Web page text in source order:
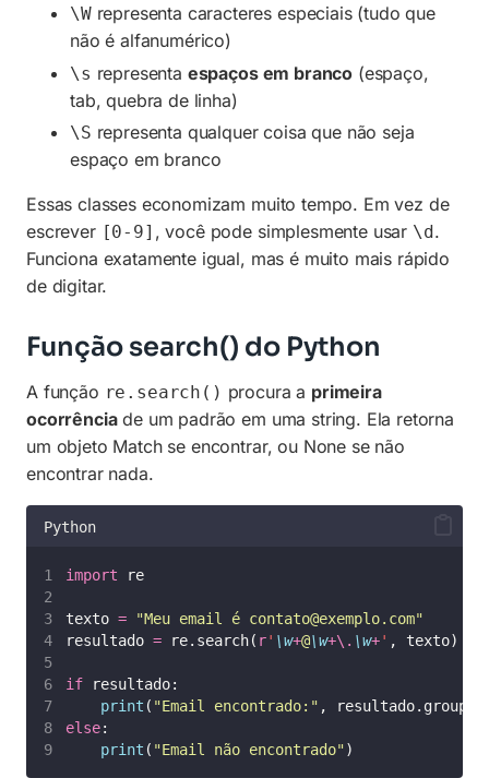
\Wrepresenta caracteres especiais (tudo que
não é alfanumérico)
\s representa espaços em branco (espaço,
tab, quebra de linha)
\S representa qualquer coisa que não seja
espaço em branco
Essas classes economizam muito tempo. Em vez de
escrever [0-9] , você pode simplesmente usar \d .
Funciona exatamente igual, mas é muito mais rápido
de digitar.
Função search() do Python
A função re.search() procura a primeira
ocorrênciade um padrão em uma string. Ela retorna
um objeto Match se encontrar, ou None se não
encontrar nada.
Python
import re
texto = "Meu email é contato@exemplo.com"
resultado = re.search( r' \w+@\w+\. \w+' , texto)
if resultado:
print ( "Email encontrado: " ,
else:
print ( "Email não encontrado" )